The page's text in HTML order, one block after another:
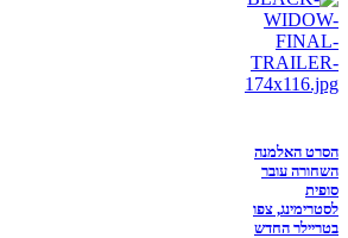
הסרט האלמנה
השחורה עובר
סופית
לסטרימינג, צפו
בטריילר החדש